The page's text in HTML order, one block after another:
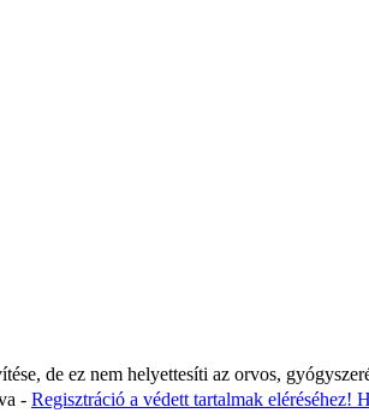
de ez nem helyettesíti az orvos,
- Regisztráció a védett tartalmak eléréséhez!